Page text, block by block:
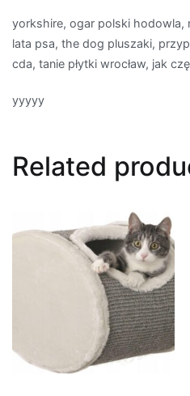
yorkshire, ogar polski hodowla,
lata psa, the dog pluszaki,
cda, tanie płytki wrocław, jak
yyyyy
Related